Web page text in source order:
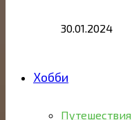
30.01.2024
Хобби
Путешествия